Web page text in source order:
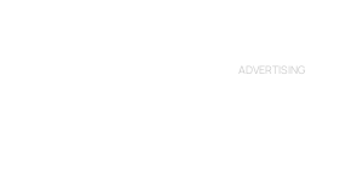
ADVERTISING